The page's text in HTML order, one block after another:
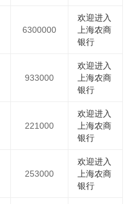
6300000
欢迎进入
上海农商
银行
933000
欢迎进入
上海农商
银行
221000
欢迎进入
上海农商
银行
253000
欢迎进入
上海农商
银行